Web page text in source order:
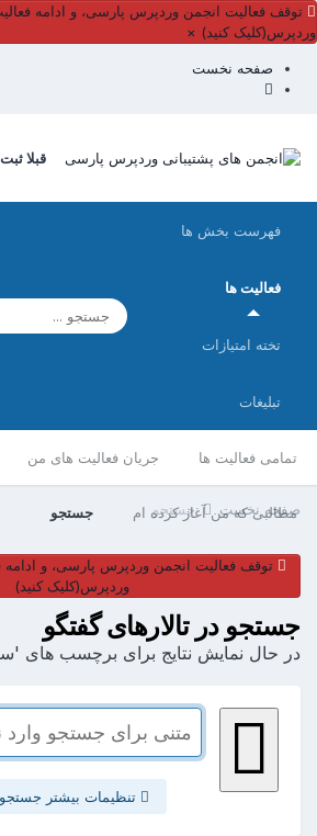
توقف فعالیت انجمن وردپرس پارسی، و ادامه
وردپرس(کلیک کنید) ×
صفحه نخست
قبلا
فهرست بخش ها
فعالیت ها
تمامی فعالیت ها جریان فعالیت های من
مطالبی که من آغاز کرده ام جستجو
تخته امتیازات
تبلیغات
صفحه نخست جستجو
توقف فعالیت انجمن وردپرس پارسی، و
وردپرس(کلیک کنید)
جستجو در تالارهای گفتگو
در حال نمایش نتایج برای برچسب های
تنظیمات بیشتر جستجو